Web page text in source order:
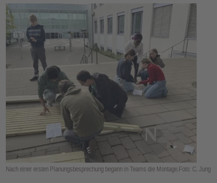
Nach einer ersten Planungsbesprechung begann in Teams die Montage.Foto: C. Jung
U
N
K
TI
O
N
E
N